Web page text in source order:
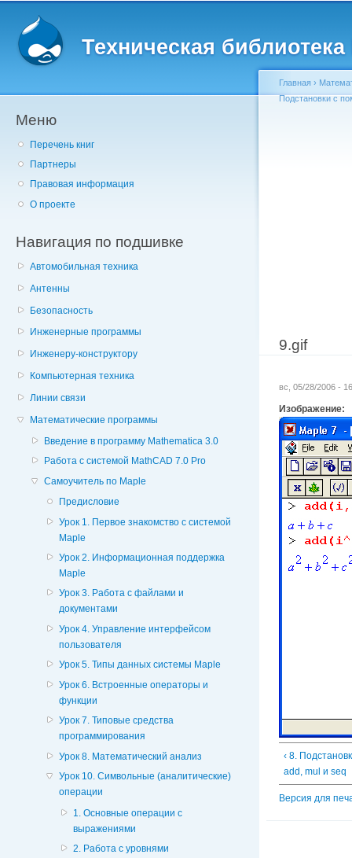
Техническая
Меню
Перечень книг
Партнеры
Правовая информация
О проекте
Навигация по подшивке
Автомобильная техника
Антенны
Безопасность
Инженерные программы
Инженеру-конструктору
Компьютерная техника
Линии связи
Математические программы
Введение в программу Mathematica 3.0
Работа с системой MathCAD 7.0 Pro
Самоучитель по Maple
Предисловие
Урок 1. Первое знакомство с системой
Maple
Урок 2. Информационная поддержка
Maple
Урок 3. Работа с файлами и
документами
Урок 4. Управление интерфейсом
пользователя
Урок 5. Типы данных системы Maple
Урок 6. Встроенные операторы и
функции
Урок 7. Типовые средства
программирования
Урок 8. Математический анализ
Урок 10. Символьные (аналитические)
операции
1. Основные операции с
выражениями
2. Работа с уровнями
Главная ›
Подстановки с
9.gif
вс, 05/28/2006 -
Изображение:
‹ 8.
add, mul и seq
Версия для